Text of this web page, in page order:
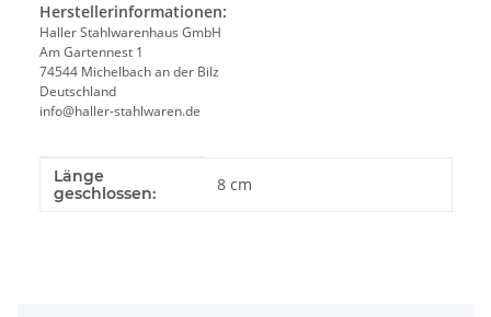
Herstellerinformationen:
Haller Stahlwarenhaus GmbH
Am Gartennest 1
74544 Michelbach an der Bilz
Deutschland
info@haller-stahlwaren.de
Produkteigenschaft
Wert
Länge
geschlossen:
8 cm